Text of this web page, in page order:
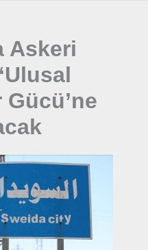
Askeri
Gücü’ne